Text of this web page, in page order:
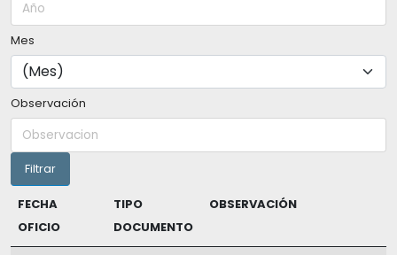
Mes
Observación
FECHA TIPO
OBSERVACIÓN
OFICIO
DOCUMENTO